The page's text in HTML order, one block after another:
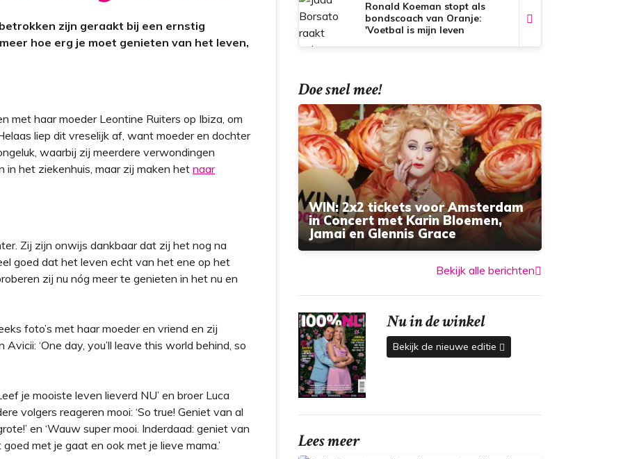
zijn geraakt bij een ernstig
hoe erg je moet genieten van het leven,
met haar moeder Leontine Ruiters op Ibiza, om
liep dit vreselijk af, want moeder en dochter
waarbij zij meerdere verwondingen
in het ziekenhuis, maar zij maken het naar
Zij zijn onwijs dankbaar dat zij het nog na
goed dat het leven echt van het ene op het
zij nu nóg meer te genieten in het nu en
foto’s met haar moeder en vriend en zij
‘One day, you’ll leave this world behind, so
je mooiste leven lieverd NU’ en broer Luca
volgers reageren mooi: ‘So true! Geniet van al
en ‘Wauw super mooi. Inderdaad: geniet van
met je gaat en ook met je lieve mama.’
Ronald Koeman stopt als
bondscoach van Oranje:
'Voetbal is mijn leven
Doe snel mee!
WIN: 2x2 tickets voor Amsterdam
in Concert met Karin Bloemen,
Jamai en Glennis Grace
Bekijk alle berichten
Nu in de winkel
Bekijk de nieuwe editie
Lees meer